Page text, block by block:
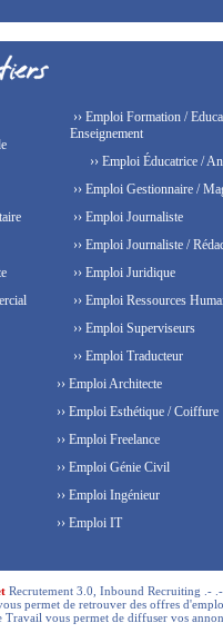
›› Emploi Formation /
Enseignement
›› Emploi Éducatrice /
›› Emploi Gestionnaire /
›› Emploi Journaliste
›› Emploi Journaliste /
›› Emploi Juridique
›› Emploi Ressources
›› Emploi Superviseurs
›› Emploi Traducteur
›› Emploi Architecte
›› Emploi Esthétique / Coiffure
›› Emploi Freelance
›› Emploi Génie Civil
›› Emploi Ingénieur
›› Emploi IT
Recrutement 3.0, Inbound Recruiting .-
permet de retrouver des offres
Travail vous permet de diffuser vos